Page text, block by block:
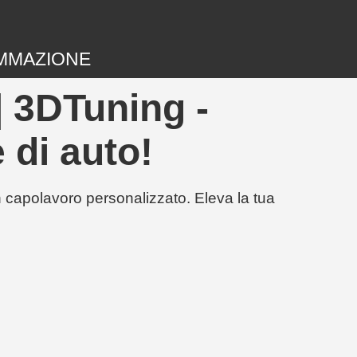
-
di auto!
personalizzato. Eleva la tua